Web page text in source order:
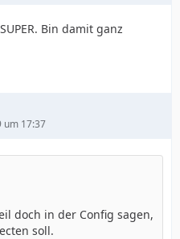
Bin damit ganz
um 17:37
doch in der Config sagen,
soll.